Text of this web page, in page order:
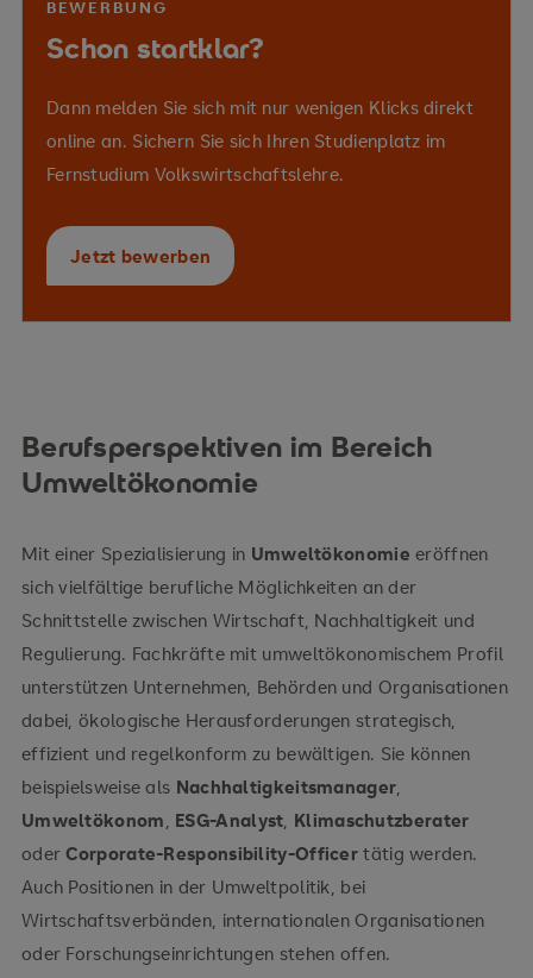
Standards
Verwertungstechnologien
Klimaziele
Ökobilanzierung
Change-
Managements
finanzielle
Vorteile
BEWERBUNG
Schon startklar?
Dann melden Sie sich mit nur wenigen Klicks direkt
online an. Sichern Sie sich Ihren Studienplatz im
Fernstudium Volkswirtschaftslehre.
Jetzt bewerben
Berufsperspektiven im Bereich
Umweltökonomie
Mit einer Spezialisierung in Umweltökonomie eröffnen
sich vielfältige berufliche Möglichkeiten an der
Schnittstelle zwischen Wirtschaft, Nachhaltigkeit und
Regulierung. Fachkräfte mit umweltökonomischem Profil
unterstützen Unternehmen, Behörden und Organisationen
dabei, ökologische Herausforderungen strategisch,
effizient und regelkonform zu bewältigen. Sie können
beispielsweise als Nachhaltigkeitsmanager,
Umweltökonom, ESG-Analyst, Klimaschutzberater
oderCorporate-Responsibility-Officer tätig werden.
Auch Positionen in der Umweltpolitik, bei
Wirtschaftsverbänden, internationalen Organisationen
oder Forschungseinrichtungen stehen offen.